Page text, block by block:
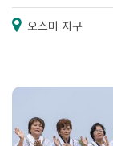
오스미 지구